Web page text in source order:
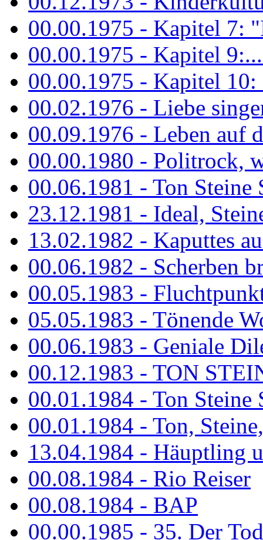
00.00.1975 - Kapitel 7:
00.00.1975 - Kapitel
00.00.1975 - Kapitel
00.02.1976 - Liebe
00.09.1976 - Leben auf
00.00.1980 - Politrock,
00.06.1981 - Ton Steine
23.12.1981 - Ideal,
13.02.1982 - Kaputtes
00.06.1982 - Scherben
00.05.1983 -
05.05.1983 - Tönende
00.06.1983 - Geniale
00.12.1983 - TON
00.01.1984 - Ton Steine
00.01.1984 - Ton,
13.04.1984 - Häuptling
00.08.1984 - Rio Reiser
00.08.1984 - BAP
00.00.1985 - 35. Der